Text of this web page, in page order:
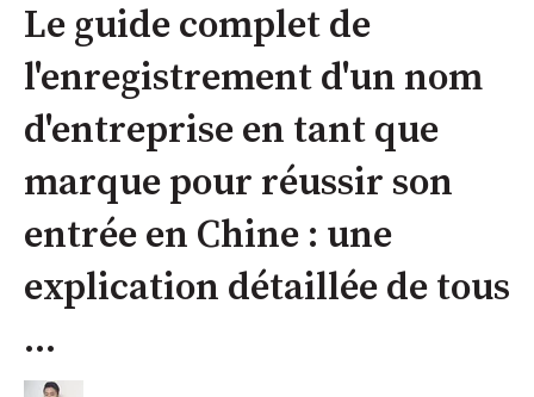
Le guide complet de
l'enregistrement d'un nom
d'entreprise en tant que
marque pour réussir son
entrée en Chine : une
explication détaillée de tous
...